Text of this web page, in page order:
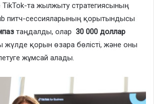
та жылжыту стратегиясының
питч-сессияларының қорытындысы
таңдалды, олар 30 000 доллар
жүлде қорын өзара бөлісті, және оны
жұмсай алады.